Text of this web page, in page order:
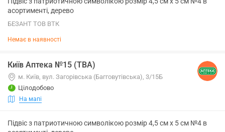
асортименті, дерево
БЕЗАНТ ТОВ ВТК
Немає в наявності
Київ Аптека №15 (ТВА)
м. Київ, вул. Загорівська (Багговутівська), 3/15Б
Цілодобово
На мапі
Підвіс з патриотичною символікою розмір 4,5 см х 5 см №4 в